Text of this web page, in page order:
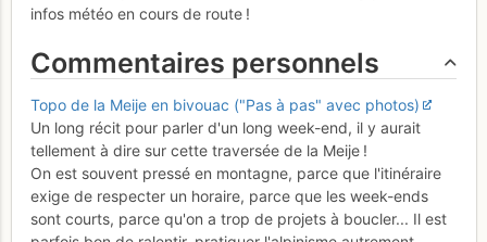
infos météo en cours de route !
Commentaires personnels
Topo de la Meije en bivouac ("Pas à pas" avec photos)
Un long récit pour parler d'un long week-end, il y aurait
tellement à dire sur cette traversée de la Meije !
On est souvent pressé en montagne, parce que l'itinéraire
exige de respecter un horaire, parce que les week-ends
sont courts, parce qu'on a trop de projets à boucler... Il est